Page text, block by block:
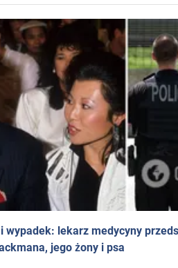
wypadek: lekarz medycyny
jego żony i psa